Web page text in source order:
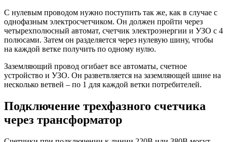
С нулевым проводом нужно поступить так же, как в случае с
однофазным электросчетчиком. Он должен пройти через
четырехполюсный автомат, счетчик электроэнергии и УЗО с 4
полюсами. Затем он разделяется через нулевую шину, чтобы
на каждой ветке получить по одному нулю.
Заземляющий провод огибает все автоматы, счетное
устройство и УЗО. Он разветвляется на заземляющей шине на
несколько ветвей – по 1 для каждой ветки потребителей.
Подключение трехфазного счетчика
через трансформатор